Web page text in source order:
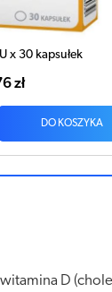
x 30 kapsułek
zł
DO KOSZYKA
D